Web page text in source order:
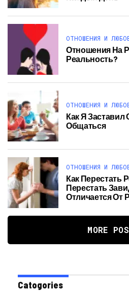
ОТНОШЕНИЯ И
Отношения На
Реальность?
ОТНОШЕНИЯ И
Как Я Заставил
Общаться
ОТНОШЕНИЯ И
Как Перестать
Перестать
Отличается От
MORE
Catogories